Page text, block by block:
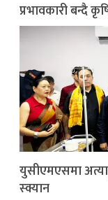
प्रभावकारी बन्दै
युसीएमएसमा
स्क्यान